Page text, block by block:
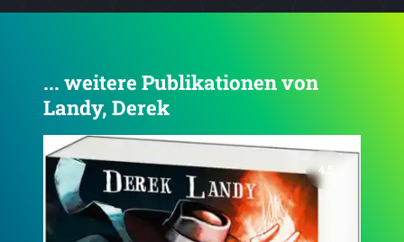
... weitere Publikationen von
Landy, Derek
4.7